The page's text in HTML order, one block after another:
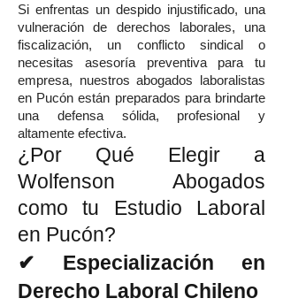
Si enfrentas un despido injustificado, una
vulneración de derechos laborales, una
fiscalización, un conflicto sindical o
necesitas asesoría preventiva para tu
empresa, nuestros abogados laboralistas
en Pucón están preparados para brindarte
una defensa sólida, profesional y
altamente efectiva.
¿Por Qué Elegir a
Wolfenson Abogados
como tu Estudio Laboral
en Pucón?
✔ Especialización en
Derecho Laboral Chileno